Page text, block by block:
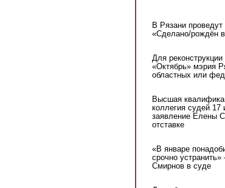
В Рязани
«Сделано/рождён
Для реконструкции
«Октябрь» мэрия
областных или
Высшая
коллегия судей 17
заявление Елены
отставке
«В январе
срочно
Смирнов в суде